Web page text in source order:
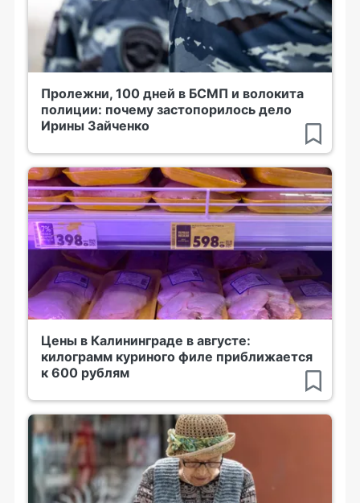
Пролежни, 100 дней в БСМП и волокита
полиции: почему застопорилось дело
Ирины Зайченко
Цены в Калининграде в августе:
килограмм куриного филе приближается
к 600 рублям